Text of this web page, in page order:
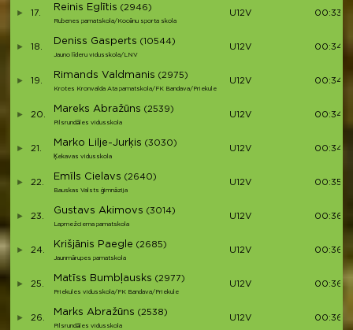
17.
Reinis Eglītis (2946)
Rubenes pamatskola/Kocēnu sporta skola
U12V 00:33:51
18.
Deniss Gasperts (10544)
Jauno līderu vidusskola/LNV
U12V
19.
Rimands Valdmanis (2975)
Krotes Kronvalda Ata pamatskola/FK Bandava/Priekule
U12V
20.
Mareks Abražūns (2539)
Pilsrundāles vidusskola
U12V 00:34:13
21.
Marko Lilje-Jurķis (3030)
Ķekavas vidusskola
U12V
22.
Emīls Cielavs (2640)
Bauskas Valsts ģimnāzija
U12V
23.
Gustavs Akimovs (3014)
Lapmežciema pamatskola
U12V
24.
Krišjānis Paegle (2685)
Jaunmārupes pamatskola
U12V
25.
Matīss Bumbļausks (2977)
Priekules vidusskola/FK Bandava/Priekule
U12V
26.
Marks Abražūns (2538)
Pilsrundāles vidusskola
U12V